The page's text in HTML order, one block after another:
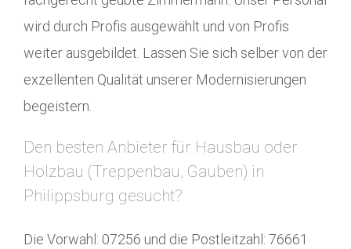
wird durch Profis ausgewählt und von Profis
weiter ausgebildet. Lassen Sie sich selber von der
exzellenten Qualität unserer Modernisierungen
begeistern.
Den besten Anbieter für Hausbau oder
Holzbau (Treppenbau, Gauben) in
Philippsburg gesucht?
Die Vorwahl: 07256 und die Postleitzahl: 76661